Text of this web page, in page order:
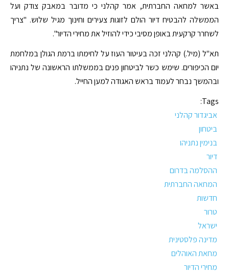
באשר למחאה החברתית, אמר קהלני כי מדובר במאבק צודק ועל
הממשלה להבטיח דיור הולם לזוגות צעירים וחינוך מגיל שלוש. "צריך
לשחרר קרקעית באופן מסיבי כידי להוזיל את מחירי הדיור".
תא"ל (מיל.) קהלני זכה בעיטור העוז על לחימתו ברמת הגולן במלחמת
יום הכיפורים. שימש כשר לביטחון פנים בממשלתו הראשונה של נתניהו
ובהמשך נבחר לעמוד בראש האגודה למען החייל.
Tags:
אביגדור קהלני
ביטחון
בנימין נתניהו
דיור
ההסלמה בדרום
המחאה החברתית
חדשות
טרור
ישראל
מדינה פלסטינית
מחאת האוהלים
מחירי הדיור